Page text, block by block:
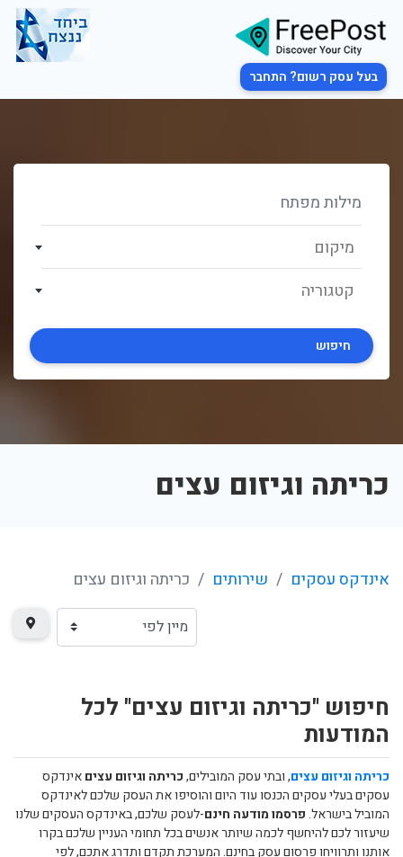
בעל עסק רשום? התחבר
מיקום
קטגוריה
חיפוש
כריתה וגיזום עצים
אינדקס עסקים שירותים כריתה וגיזום עצים
חיפוש "כריתה וגיזום עצים" לכל
המודעות
כריתה וגיזום עצים, ובתי עסק המובילים,כריתה וגיזום עציםאינדקס
עסקים בעלי עסקים הכנסו עוד היום והוסיפו את העסק שלכם לאינדקס
המוביל בישראל.פרסמו מודעה חינם-לעסק שלכם, באינדקס העסקים שלנו
שיעזור לכם להיחשף לכמה שיותר אנשים בכל תחומי העניין שלכם בקרו
אותנו ותרוויחו פרסום עסק בחינם. המערכת תקדם ותדרג אתכם, לפי